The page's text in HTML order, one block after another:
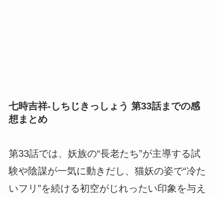
七時吉祥-しちじきっしょう 第33話までの感
想まとめ
第33話では、妖族の“長老たち”が主導する試
験や陰謀が一気に動きだし、猫妖の姿で“冷た
いフリ”を続ける初空がじれったい印象を与え